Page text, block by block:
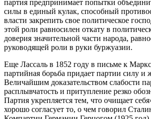
партия предпринимает попытки
силы в единый кулак, способный
власти закрепить свое политическое
этой роли равносилен откату в
доверия значительной части народа,
руководящей роли в руки буржуазии.
Еще Лассаль в 1852 году в письме к
партийная борьба придает партии силу
Величайшим доказательством слабости
расплывчатость и притупление резко
Партия укрепляется тем, что очищает
хорошо согласует то, о чем говорил